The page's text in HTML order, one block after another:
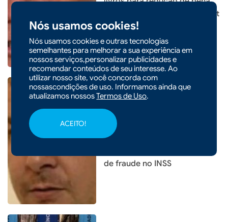
Nós usamos cookies!
Nós usamos cookies e outras tecnologias
semelhantes para melhorar a sua experiência em
nossos serviços,personalizar publicidades e
recomendar conteúdos de seu interesse. Ao
utilizar nosso site, você concorda com
nossascondições de uso. Informamos ainda que
atualizamos nossosTermos de Uso.
ACEITO!
de Bolsonaro, mas nega Smart
TV
POLÍTICA
Pedido no STF mira Lulinha
com tornozeleira e retenção
de fraude no INSS